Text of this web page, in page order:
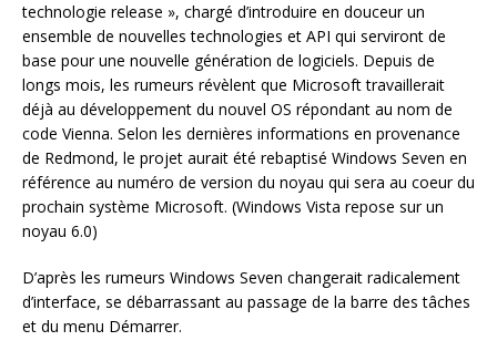
technologie release », chargé d’introduire en douceur un
ensemble de nouvelles technologies et API qui serviront de
base pour une nouvelle génération de logiciels. Depuis de
longs mois, les rumeurs révèlent que Microsoft travaillerait
déjà au développement du nouvel OS répondant au nom de
code Vienna. Selon les dernières informations en provenance
de Redmond, le projet aurait été rebaptisé Windows Seven en
référence au numéro de version du noyau qui sera au coeur du
prochain système Microsoft. (Windows Vista repose sur un
noyau 6.0)
D’après les rumeurs Windows Seven changerait radicalement
d’interface, se débarrassant au passage de la barre des tâches
et du menu Démarrer.